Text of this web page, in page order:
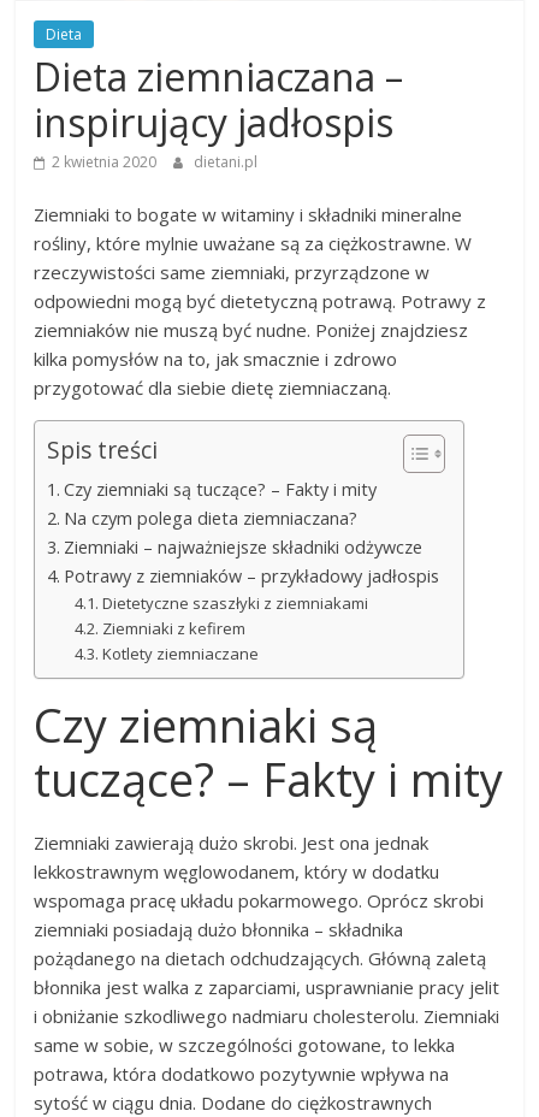
Dieta
Dieta ziemniaczana –
inspirujący jadłospis
2 kwietnia 2020 dietani.pl
Ziemniaki to bogate w witaminy i składniki mineralne
rośliny, które mylnie uważane są za ciężkostrawne. W
rzeczywistości same ziemniaki, przyrządzone w
odpowiedni mogą być dietetyczną potrawą. Potrawy z
ziemniaków nie muszą być nudne. Poniżej znajdziesz
kilka pomysłów na to, jak smacznie i zdrowo
przygotować dla siebie dietę ziemniaczaną.
Spis treści
Czy ziemniaki są tuczące? – Fakty i mity
Na czym polega dieta ziemniaczana?
Ziemniaki – najważniejsze składniki odżywcze
Potrawy z ziemniaków – przykładowy jadłospis
Dietetyczne szaszłyki z ziemniakami
Ziemniaki z kefirem
Kotlety ziemniaczane
Czy ziemniaki są
tuczące? – Fakty i mity
Ziemniaki zawierają dużo skrobi. Jest ona jednak
lekkostrawnym węglowodanem, który w dodatku
wspomaga pracę układu pokarmowego. Oprócz skrobi
ziemniaki posiadają dużo błonnika – składnika
pożądanego na dietach odchudzających. Główną zaletą
błonnika jest walka z zaparciami, usprawnianie pracy jelit
i obniżanie szkodliwego nadmiaru cholesterolu. Ziemniaki
same w sobie, w szczególności gotowane, to lekka
potrawa, która dodatkowo pozytywnie wpływa na
sytość w ciągu dnia. Dodane do ciężkostrawnych